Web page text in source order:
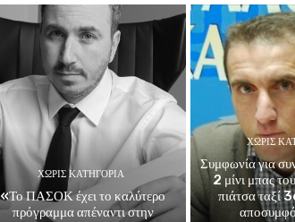
ΧΩΡΊΣ ΚΑΤΗΓΟΡΊΑ
«Το ΠΑΣΟΚ έχει το καλύτερο
πρόγραμμα απέναντι στην
ΧΩΡΊΣ
Συμφωνία για
2 μίνι μπας
πιάτσα ταξί